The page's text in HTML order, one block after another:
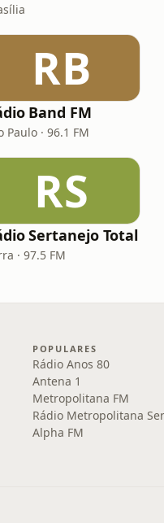
RB
Band FM
Paulo · 96.1 FM
RS
Sertanejo Total
· 97.5 FM
POPULARES
Rádio Anos 80
Antena 1
Metropolitana FM
Rádio Metropolitana
Alpha FM